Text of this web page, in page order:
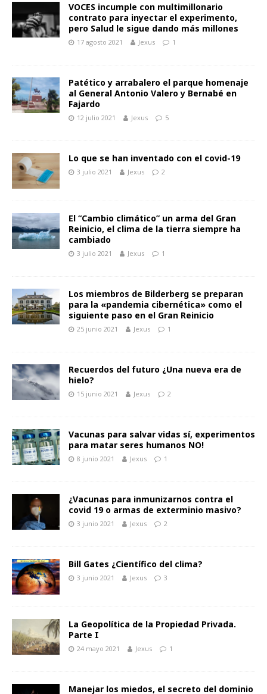
VOCES incumple con multimillonario
contrato para inyectar el experimento,
pero Salud le sigue dando más millones
17 agosto 2021 Jexus 1
Patético y arrabalero el parque homenaje
al General Antonio Valero y Bernabé en
Fajardo
12 julio 2021 Jexus 5
Lo que se han inventado con el covid-19
3 julio 2021 Jexus 2
El “Cambio climático” un arma del Gran
Reinicio, el clima de la tierra siempre ha
cambiado
3 julio 2021 Jexus 1
Los miembros de Bilderberg se preparan
para la «pandemia cibernética» como el
siguiente paso en el Gran Reinicio
25 junio 2021 Jexus 1
Recuerdos del futuro ¿Una nueva era de
hielo?
15 junio 2021 Jexus 2
Vacunas para salvar vidas sí, experimentos
para matar seres humanos NO!
8 junio 2021 Jexus 1
¿Vacunas para inmunizarnos contra el
covid 19 o armas de exterminio masivo?
3 junio 2021 Jexus 2
Bill Gates ¿Científico del clima?
3 junio 2021 Jexus 3
La Geopolítica de la Propiedad Privada.
Parte I
24 mayo 2021 Jexus 1
Manejar los miedos, el secreto del dominio